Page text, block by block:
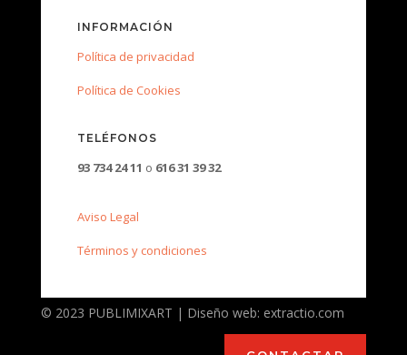
INFORMACIÓN
Política de privacidad
Política de Cookies
TELÉFONOS
93 734 24 11 o 616 31 39 32
Aviso Legal
Términos y condiciones
© 2023 PUBLIMIXART | Diseño web: extractio.com